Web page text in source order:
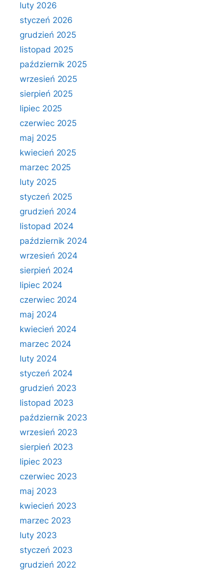
luty 2026
styczeń 2026
grudzień 2025
listopad 2025
październik 2025
wrzesień 2025
sierpień 2025
lipiec 2025
czerwiec 2025
maj 2025
kwiecień 2025
marzec 2025
luty 2025
styczeń 2025
grudzień 2024
listopad 2024
październik 2024
wrzesień 2024
sierpień 2024
lipiec 2024
czerwiec 2024
maj 2024
kwiecień 2024
marzec 2024
luty 2024
styczeń 2024
grudzień 2023
listopad 2023
październik 2023
wrzesień 2023
sierpień 2023
lipiec 2023
czerwiec 2023
maj 2023
kwiecień 2023
marzec 2023
luty 2023
styczeń 2023
grudzień 2022